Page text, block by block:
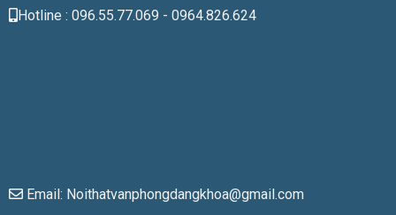
Hotline : 096.55.77.069 - 0964.826.624
Email: Noithatvanphongdangkhoa@gmail.com